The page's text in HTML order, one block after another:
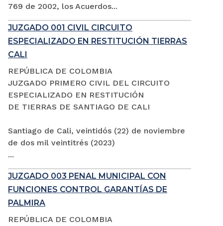
769 de 2002, los Acuerdos...
JUZGADO 001 CIVIL CIRCUITO
ESPECIALIZADO EN RESTITUCIÓN TIERRAS
CALI
REPÚBLICA DE COLOMBIA
JUZGADO PRIMERO CIVIL DEL CIRCUITO
ESPECIALIZADO EN RESTITUCIÓN
DE TIERRAS DE SANTIAGO DE CALI
Santiago de Cali, veintidós (22) de noviembre
de dos mil veintitrés (2023)
...
JUZGADO 003 PENAL MUNICIPAL CON
FUNCIONES CONTROL GARANTÍAS DE
PALMIRA
REPÚBLICA DE COLOMBIA